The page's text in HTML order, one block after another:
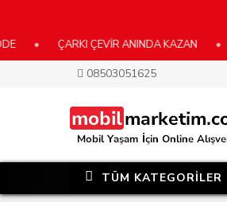
• ÇARKI ÇEVİR ANINDA KAZAN
08503051625
TÜM KATEGORİLER